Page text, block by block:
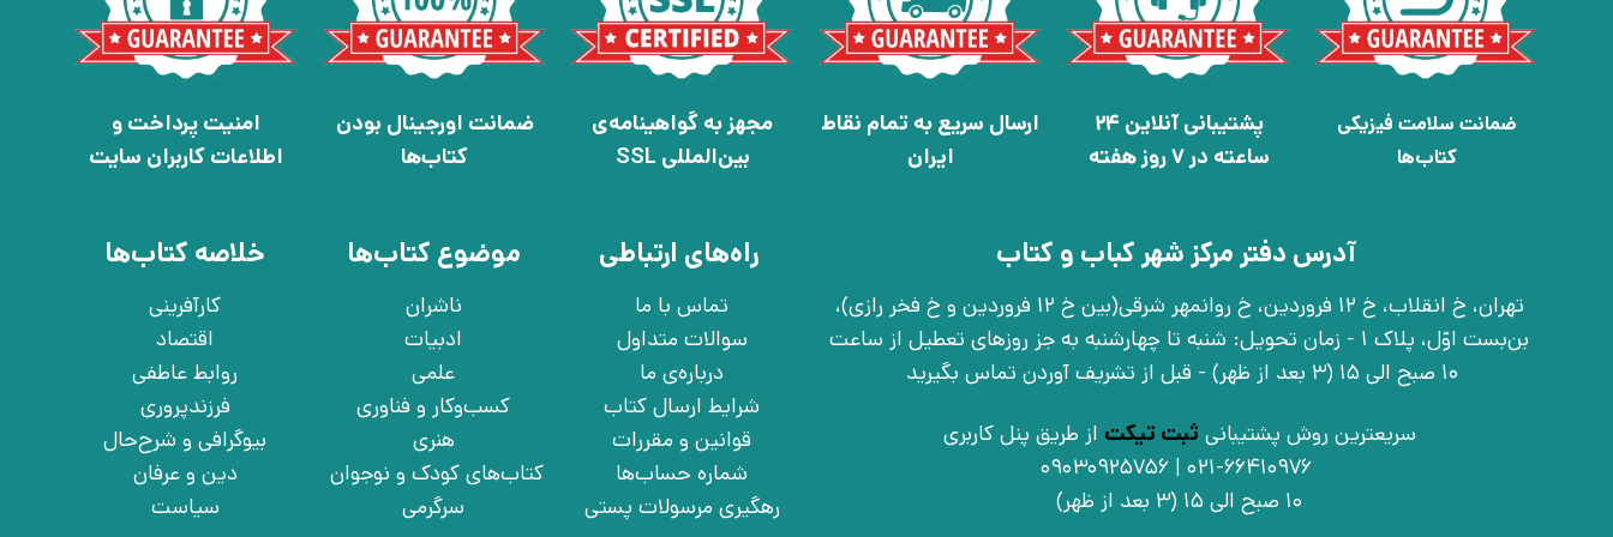
ضمانت سلامت فیزیکی
کتاب‌ها
پشتیبانی آنلاین 24
ساعته در 7 روز هفته
ارسال سریع به تمام نقاط
ایران
مجهز به گواهینامه‌ی
بین‌المللی SSL
ضمانت اورجینال بودن
کتاب‌ها
امنیت پرداخت و
اطلاعات کاربران سایت
آدرس دفتر مرکز شهر کباب و کتاب
تهران، خ انقلاب، خ 12 فروردین، خ روانمهر شرقی(بین خ 12 فروردین و خ فخر رازی)،
بن‌بست اوّل، پلاک 1 - زمان تحویل: شنبه تا چهارشنبه به جز روزهای تعطیل از ساعت
10 صبح الی 15 (3 بعد از ظهر) - قبل از تشریف آوردن تماس بگیرید
سریعترین روش پشتیبانی ثبت تیکت از طریق پنل کاربری
10 صبح الی 15 (3 بعد از ظهر)
راه‌های ارتباطی
تماس با ما
سوالات متداول
درباره‌ی ما
شرایط ارسال کتاب
قوانین و مقررات
شماره حساب‌ها
رهگیری مرسولات پستی
موضوع کتاب‌ها
ناشران
ادبیات
علمی
کسب‌وکار و فناوری
هنری
کتاب‌های کودک و نوجوان
سرگرمی
خلاصه کتاب‌ها
کارآفرینی
اقتصاد
روابط عاطفی
فرزندپروری
بیوگرافی و شرح‌حال
دین و عرفان
سیاست